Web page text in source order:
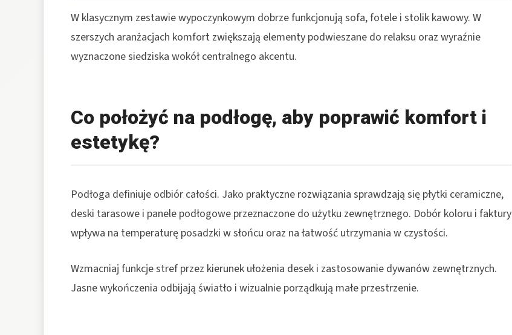
W klasycznym zestawie wypoczynkowym dobrze funkcjonują sofa, fotele i stolik kawowy. W
szerszych aranżacjach komfort zwiększają elementy podwieszane do relaksu oraz wyraźnie
wyznaczone siedziska wokół centralnego akcentu.
Co położyć na podłogę, aby poprawić komfort i
estetykę?
Podłoga definiuje odbiór całości. Jako praktyczne rozwiązania sprawdzają się płytki ceramiczne,
deski tarasowe i panele podłogowe przeznaczone do użytku zewnętrznego. Dobór koloru i faktury
wpływa na temperaturę posadzki w słońcu oraz na łatwość utrzymania w czystości.
Wzmacniaj funkcje stref przez kierunek ułożenia desek i zastosowanie dywanów zewnętrznych.
Jasne wykończenia odbijają światło i wizualnie porządkują małe przestrzenie.